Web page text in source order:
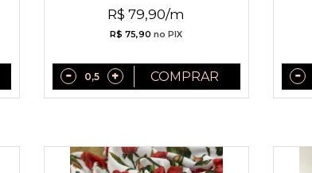
R$ 79,90/m
R$ 75,90 no PIX
COMPRAR